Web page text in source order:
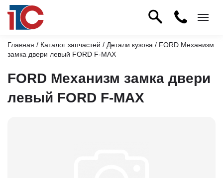
Главная / Каталог запчастей / Детали кузова / FORD Механизм
замка двери левый FORD F-MAX
FORD Механизм замка двери
левый FORD F-MAX